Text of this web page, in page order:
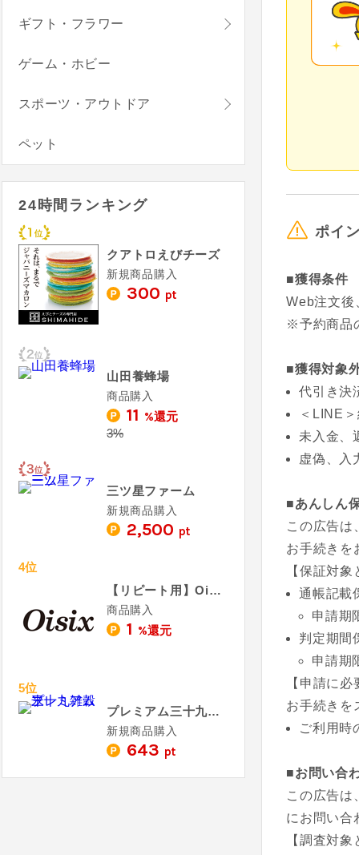
ポイ
■獲得条件
Web注文後
※予約商品
■獲得対象
代引き決
＜LINE
未入金、
虚偽、入
■あんしん
この広告は
お手続きを
【保証対
通帳記載
申請期
判定期間
申請期
【申請に
お手続きを
ご利用時
■お問い合
この広告は
にお問い合
【調査対
ギフト・フラワー
ゲーム・ホビー
スポーツ・アウトドア
ペット
24時間ランキング
クアトロえびチーズ
新規商品購入
300 pt
山田養蜂場
商品購入
11 %還元
3%
三ツ星ファーム
新規商品購入
2,500 pt
4位
【リピート用】Oisix - おいしっくす
商品購入
1 %還元
5位
プレミアム三十九雑穀米
新規商品購入
643 pt